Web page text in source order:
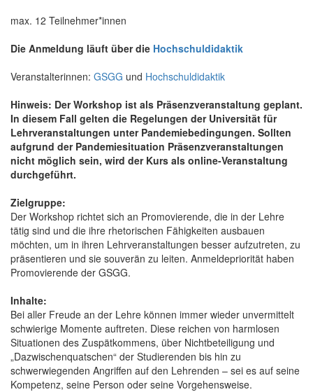
max. 12 Teilnehmer*innen
Die Anmeldung läuft über die Hochschuldidaktik
Veranstalterinnen: GSGG und Hochschuldidaktik
Hinweis: Der Workshop ist als Präsenzveranstaltung geplant.
In diesem Fall gelten die Regelungen der Universität für
Lehrveranstaltungen unter Pandemiebedingungen. Sollten
aufgrund der Pandemiesituation Präsenzveranstaltungen
nicht möglich sein, wird der Kurs als online-Veranstaltung
durchgeführt.
Zielgruppe:
Der Workshop richtet sich an Promovierende, die in der Lehre
tätig sind und die ihre rhetorischen Fähigkeiten ausbauen
möchten, um in ihren Lehrveranstaltungen besser aufzutreten, zu
präsentieren und sie souverän zu leiten. Anmeldepriorität haben
Promovierende der GSGG.
Inhalte:
Bei aller Freude an der Lehre können immer wieder unvermittelt
schwierige Momente auftreten. Diese reichen von harmlosen
Situationen des Zuspätkommens, über Nichtbeteiligung und
„Dazwischenquatschen“ der Studierenden bis hin zu
schwerwiegenden Angriffen auf den Lehrenden – sei es auf seine
Kompetenz, seine Person oder seine Vorgehensweise.